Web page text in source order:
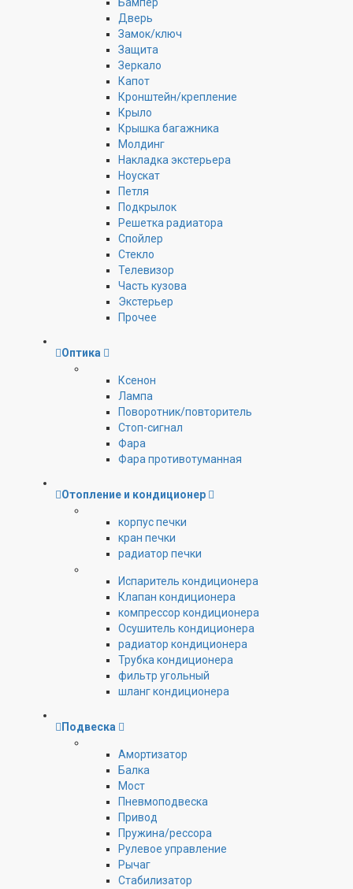
Бампер
Дверь
Замок/ключ
Защита
Зеркало
Капот
Кронштейн/крепление
Крыло
Крышка багажника
Молдинг
Накладка экстерьера
Ноускат
Петля
Подкрылок
Решетка радиатора
Спойлер
Стекло
Телевизор
Часть кузова
Экстерьер
Прочее
Оптика
Ксенон
Лампа
Поворотник/повторитель
Стоп-сигнал
Фара
Фара противотуманная
Отопление и кондиционер
корпус печки
кран печки
радиатор печки
Испаритель кондиционера
Клапан кондиционера
компрессор кондиционера
Осушитель кондиционера
радиатор кондиционера
Трубка кондиционера
фильтр угольный
шланг кондиционера
Подвеска
Амортизатор
Балка
Мост
Пневмоподвеска
Привод
Пружина/рессора
Рулевое управление
Рычаг
Стабилизатор